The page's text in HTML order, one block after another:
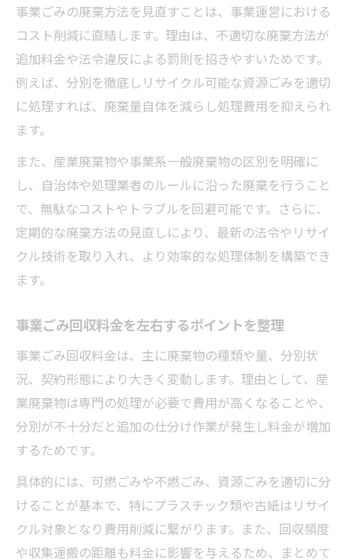
事業ごみの廃棄方法を見直すことは、事業運営における
コスト削減に直結します。理由は、不適切な廃棄方法が
追加料金や法令違反による罰則を招きやすいためです。
例えば、分別を徹底しリサイクル可能な資源ごみを適切
に処理すれば、廃棄量自体を減らし処理費用を抑えられ
ます。
また、産業廃棄物や事業系一般廃棄物の区別を明確に
し、自治体や処理業者のルールに沿った廃棄を行うこと
で、無駄なコストやトラブルを回避可能です。さらに、
定期的な廃棄方法の見直しにより、最新の法令やリサイ
クル技術を取り入れ、より効率的な処理体制を構築でき
ます。
事業ごみ回収料金を左右するポイントを整理
事業ごみ回収料金は、主に廃棄物の種類や量、分別状
況、契約形態により大きく変動します。理由として、産
業廃棄物は専門の処理が必要で費用が高くなることや、
分別が不十分だと追加の仕分け作業が発生し料金が増加
するためです。
具体的には、可燃ごみや不燃ごみ、資源ごみを適切に分
けることが基本で、特にプラスチック類や古紙はリサイ
クル対象となり費用削減に繋がります。また、回収頻度
や収集運搬の距離も料金に影響を与えるため、まとめて